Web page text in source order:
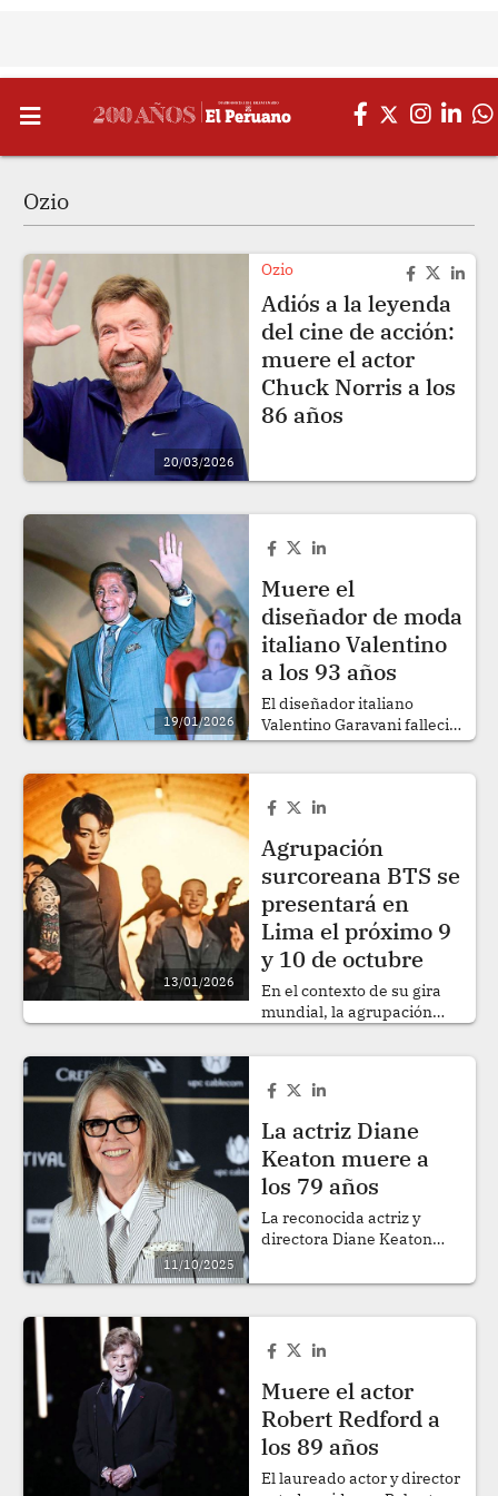
Ozio
20/03/2026
Ozio
Adiós a la leyenda
del cine de acción:
muere el actor
Chuck Norris a los
86 años
19/01/2026
Muere el
diseñador de moda
italiano Valentino
a los 93 años
El diseñador italiano
Valentino Garavani falleció
a los 93 años, informó este
13/01/2026
Agrupación
surcoreana BTS se
presentará en
Lima el próximo 9
y 10 de octubre
En el contexto de su gira
mundial, la agrupación
Perú como parte de su
integrantes el servicio
militar obligatorio en su
país. .
11/10/2025
La actriz Diane
Keaton muere a
los 79 años
La reconocida actriz y
directora Diane Keaton
confirmaron este sábado
Muere el actor
Robert Redford a
los 89 años
El laureado actor y director